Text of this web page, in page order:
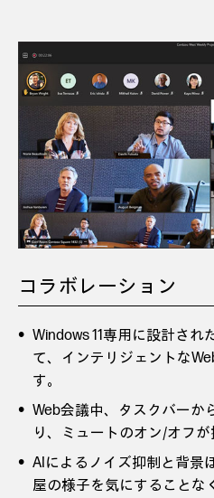
コラボレーション
Windows 11専用に設計され
て、インテリジェントな
す。
Web会議中、タスクバーか
り、ミュートのオン/オフ
AIによるノイズ抑制と背景
屋の様子を気にすることな